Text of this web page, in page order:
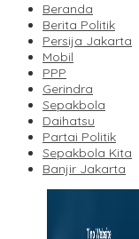
Beranda
Berita Politik
Persija Jakarta
Mobil
PPP
Gerindra
Sepakbola
Daihatsu
Partai Politik
Sepakbola Kita
Banjir Jakarta